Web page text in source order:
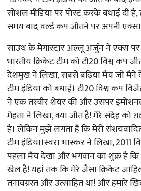
सोशल मीडिया पर पोस्ट करके बधाई दी
समय बाद वर्ल्ड कप जीतने पर अपनी
साउथ के मेगास्टार अल्लू अर्जुन ने एक्स
भारतीय क्रिकेट टीम को टी20 विश्व कप
देशमुख ने लिखा, सबसे बढ़िया मैच जो मैंने
टीम इंडिया को बधाई। टी20 विश्व कप
ने एक तस्वीर शेयर की और उसपर
मेहता ने लिखा, क्या जीत है! मेरे संदेह को
है। लेकिन मुझे लगता है कि मेरी
टीम इंडिया।स्वरा भास्कर ने लिखा, 2011
पहला मैच देखा और भगवान का शुक्र है कि
खेल है! यहां तक ​​कि मेरे जैसा क्रिकेट
तनावग्रस्त और उत्साहित था! और हमारे